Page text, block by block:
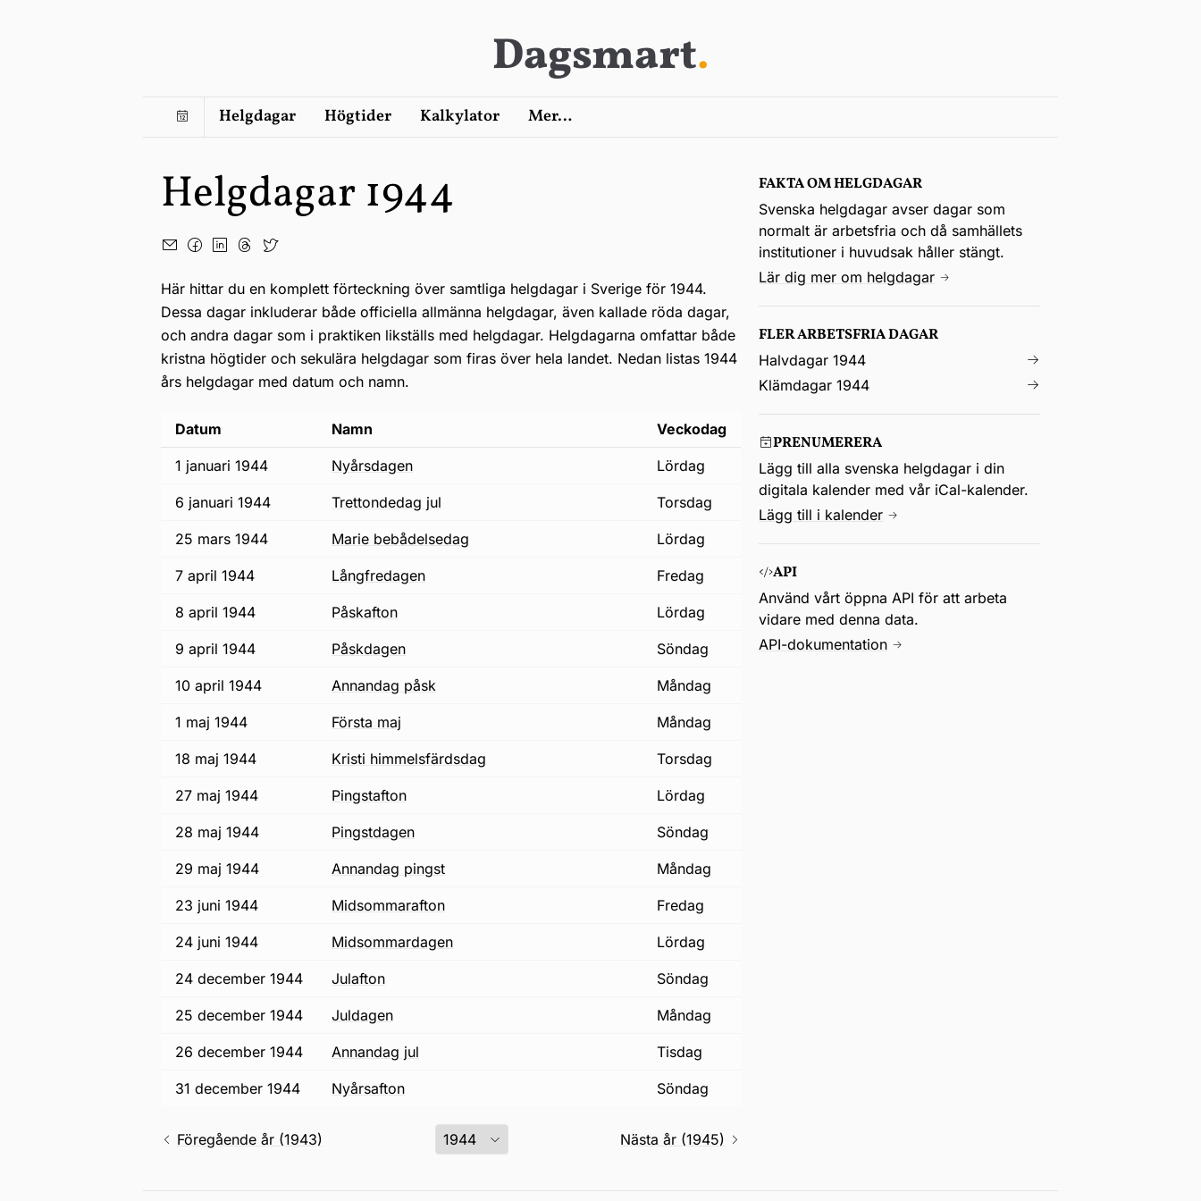
Dagsmart.
Helgdagar Högtider Kalkylator Mer…
Helgdagar 1944
Här hittar du en komplett förteckning över samtliga helgdagar i Sverige för 1944.
Dessa dagar inkluderar både officiella allmänna helgdagar, även kallade röda dagar,
och andra dagar som i praktiken likställs med helgdagar. Helgdagarna omfattar både
kristna högtider och sekulära helgdagar som firas över hela landet. Nedan listas 1944
års helgdagar med datum och namn.
Datum Namn Veckodag
1 januari 1944 nyårsdagen lördag
6 januari 1944 trettondedag jul torsdag
25 mars 1944 Marie bebådelsedag lördag
7 april 1944 långfredagen fredag
8 april 1944 påskafton lördag
9 april 1944 påskdagen söndag
10 april 1944 annandag påsk måndag
1 maj 1944 första maj måndag
18 maj 1944 Kristi himmelsfärdsdag torsdag
27 maj 1944 pingstafton lördag
28 maj 1944 pingstdagen söndag
29 maj 1944 annandag pingst måndag
23 juni 1944 midsommarafton fredag
24 juni 1944 midsommardagen lördag
24 december 1944 julafton söndag
25 december 1944 juldagen måndag
26 december 1944 annandag jul tisdag
31 december 1944 nyårsafton söndag
Föregående år (1943) Nästa år (1945)
FAKTA OM HELGDAGAR
Svenska helgdagar avser dagar som
normalt är arbetsfria och då samhällets
institutioner i huvudsak håller stängt.
Lär dig mer om helgdagar
FLER ARBETSFRIA DAGAR
Halvdagar 1944
Klämdagar 1944
PRENUMERERA
Lägg till alla svenska helgdagar i din
digitala kalender med vår iCal-kalender.
Lägg till i kalender
API
Använd vårt öppna API för att arbeta
vidare med denna data.
API-dokumentation